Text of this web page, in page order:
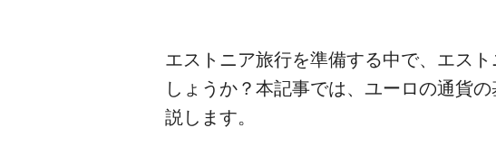
エストニア旅行を準備する中で、エス
しょうか？本記事では、ユーロの通貨
説します。